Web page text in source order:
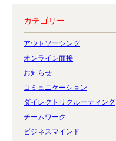
カテゴリー
アウトソーシング
オンライン面接
お知らせ
コミュニケーション
ダイレクトリクルーティング
チームワーク
ビジネスマインド